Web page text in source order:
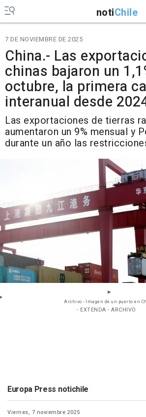
notiChile
7 DE NOVIEMBRE DE 2025
China.- Las
chinas bajaron un
octubre, la primera
interanual desde
Las exportaciones de tierras
aumentaron un 9% mensual y
durante un año las
Archivo - Imagen de un puerto en
- EXTENDA - ARCHIVO
Europa Press notichile
Viernes, 7 noviembre 2025